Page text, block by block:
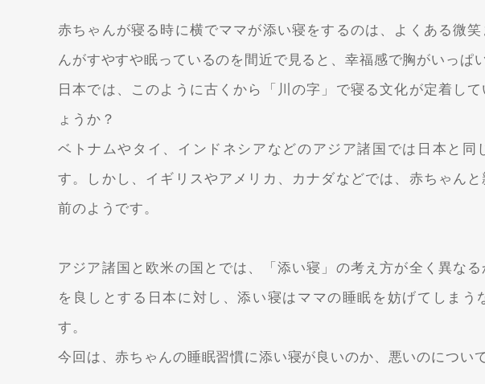
赤ちゃんが寝る時に横でママが添い寝をするのは、よくある微
んがすやすや眠っているのを間近で見ると、幸福感で胸がいっぱ
日本では、このように古くから「川の字」で寝る文化が定着し
ょうか？
ベトナムやタイ、インドネシアなどのアジア諸国では日本と同
す。しかし、イギリスやアメリカ、カナダなどでは、赤ちゃん
前のようです。
アジア諸国と欧米の国とでは、「添い寝」の考え方が全く異な
を良しとする日本に対し、添い寝はママの睡眠を妨げてしまう
す。
今回は、赤ちゃんの睡眠習慣に添い寝が良いのか、悪いのについ